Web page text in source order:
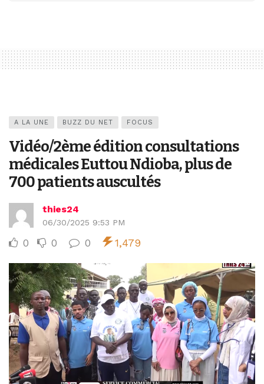
A LA UNE BUZZ DU NET FOCUS
Vidéo/2ème édition consultations
médicales Euttou Ndioba, plus de
700 patients auscultés
thies24
06/30/2025 9:53 PM
0 0 0 1,479